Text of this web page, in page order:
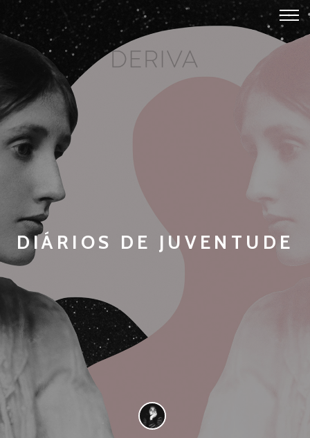
DIÁRIOS DE JUVENTUDE